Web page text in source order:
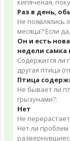
кипяченая,
Раз в день,
Не появлялись
месяца? Если
Он и есть
недели самка
Содержится ли
другая птица
Птица
Не бывает ли
грызунами?:
Нет
Не
Нет ли